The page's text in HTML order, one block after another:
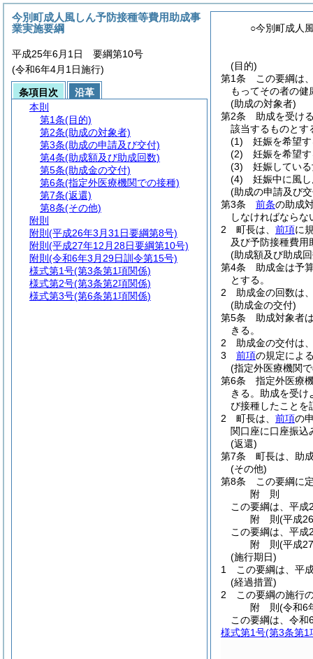
○今別町成人
(目的)
第1条
この要綱は
もってその者の
(助成の対象者)
第2条
助成を受け
該当するものとす
(1)
妊娠を希望
(2)
妊娠を希望
(3)
妊娠してい
(4)
妊娠中に風
(助成の申請及び
第3条
前条の助成
しなければならな
2
町長は、 前項に
及び予防接種費用
(助成額及び助成
第4条
助成金は予
とする。
2
助成金の回数は
(助成金の交付)
第5条
助成対象者
きる。
2
助成金の交付は
3
前項の規定によ
(指定外医療機関
第6条
指定外医療
きる。 助成を受け
び接種したことを
2
町長は、 前項の
関口座に口座振込
(返還)
第7条
町長は、助
(その他)
第8条
この要綱に
附 則
この要綱は、平
附 則(平成
この要綱は、平
附 則(平成
(施行期日)
1
この要綱は、平
(経過措置)
2
この要綱の施行
附 則(令和6
この要綱は、令
様式第1号(第3条第1
今別町成人風しん予防接種等費用助成事
業実施要綱
平成25年6月1日 要綱第10号
(令和6年4月1日施行)
条項目次
沿革
本則
第1条(目的)
第2条(助成の対象者)
第3条(助成の申請及び交付)
第4条(助成額及び助成回数)
第5条(助成金の交付)
第6条(指定外医療機関での接種)
第7条(返還)
第8条(その他)
附則
附則 (平成26年3月31日要綱第8号)
附則 (平成27年12月28日要綱第10号)
附則 (令和6年3月29日訓令第15号)
様式第1号(第3条第1項関係)
様式第2号(第3条第2項関係)
様式第3号(第6条第1項関係)